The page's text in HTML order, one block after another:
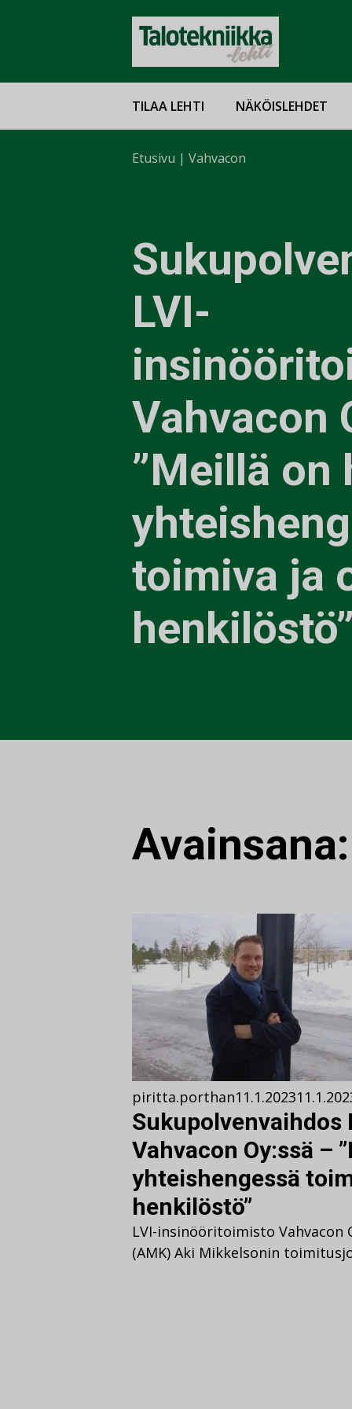
TILAA LEHTI NÄKÖISLEHDET
Etusivu | Vahvacon
LVI-
Vahvacon
”Meillä on
toimiva ja
piritta.porthan11.1.2023
Vahvacon Oy:ssä –
yhteishengessä
henkilöstö”
LVI-insinööritoimisto
(AMK) Aki Mikkelsonin